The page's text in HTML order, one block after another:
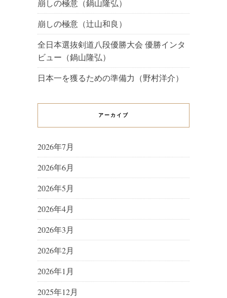
崩しの極意（鍋山隆弘）
崩しの極意（辻山和良）
全日本選抜剣道八段優勝大会 優勝インタ
ビュー（鍋山隆弘）
日本一を獲るための準備力（野村洋介）
アーカイブ
2026年7月
2026年6月
2026年5月
2026年4月
2026年3月
2026年2月
2026年1月
2025年12月